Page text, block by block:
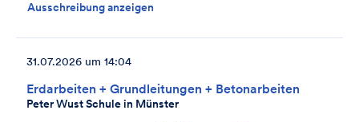
Ausschreibung anzeigen
Erdarbeiten + Grundleitungen + Betonarbeiten
Peter Wust Schule in Münster
31.07.2026 um 14:04